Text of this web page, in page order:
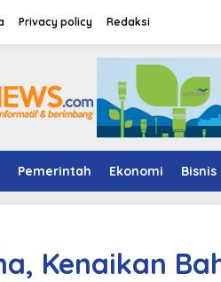
Privacy policy Redaksi
Pemerintah Ekonomi Bisnis
Kenaikan